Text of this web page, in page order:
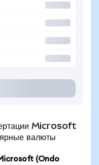
Microsoft
валюты
(Ondo